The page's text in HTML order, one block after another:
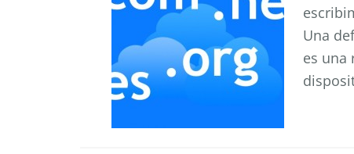
Una
es una